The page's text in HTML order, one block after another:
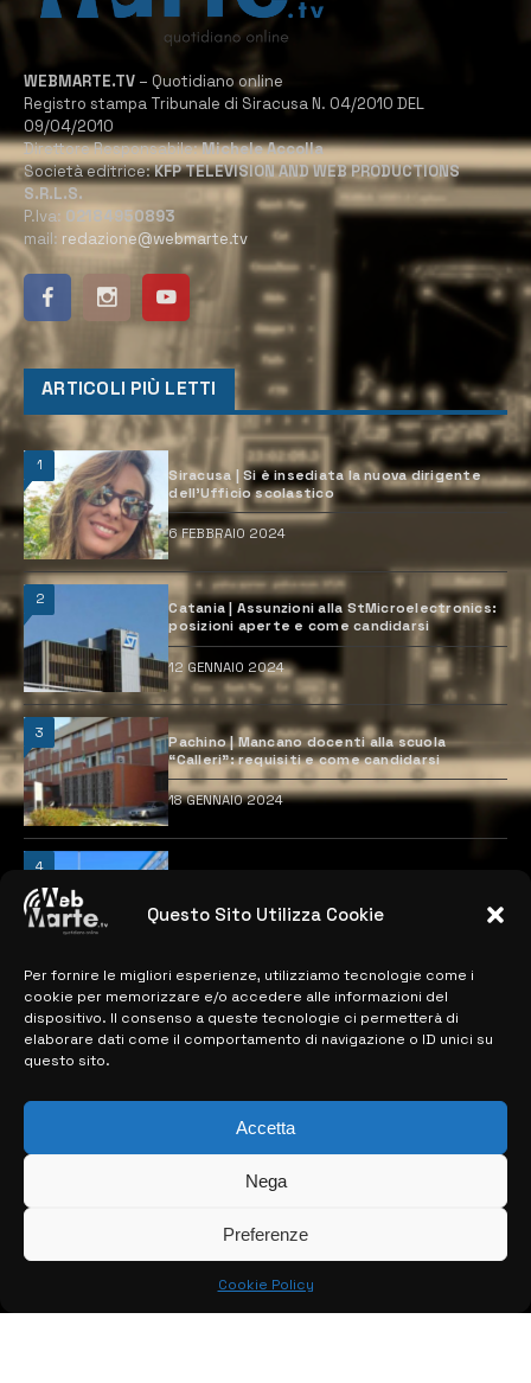
Questo Sito Utilizza Cookie
Per fornire le migliori esperienze, utilizziamo tecnologie come i
cookie per memorizzare e/o accedere alle informazioni del
dispositivo. Il consenso a queste tecnologie ci permetterà di
elaborare dati come il comportamento di navigazione o ID unici su
questo sito.
Accetta
Nega
Preferenze
Cookie Policy
WEBMARTE.TV – Quotidiano online
Registro stampa Tribunale di Siracusa N. 04/2010 DEL
09/04/2010
Direttore Responsabile:Michele Accolla
Società editrice:KFP TELEVISION AND WEB PRODUCTIONS
S.R.L.S.
P.Iva: 02184950893
mail: redazione@webmarte.tv
ARTICOLI PIÙ LETTI
1
Siracusa | Si è insediata la nuova dirigente
dell’Ufficio scolastico
6 FEBBRAIO 2024
2
Catania | Assunzioni alla StMicroelectronics:
posizioni aperte e come candidarsi
12 GENNAIO 2024
3
Pachino | Mancano docenti alla scuola
“Calleri”: requisiti e come candidarsi
18 GENNAIO 2024
4
previste
MAPPA DEL SITO